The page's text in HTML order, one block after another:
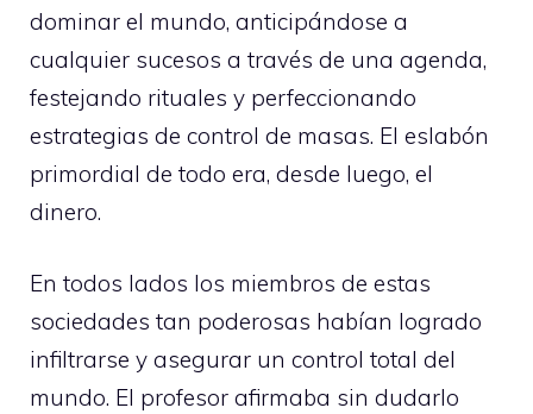
dominar el mundo, anticipándose a
cualquier sucesos a través de una agenda,
festejando rituales y perfeccionando
estrategias de control de masas. El eslabón
primordial de todo era, desde luego, el
dinero.
En todos lados los miembros de estas
sociedades tan poderosas habían logrado
infiltrarse y asegurar un control total del
mundo. El profesor afirmaba sin dudarlo